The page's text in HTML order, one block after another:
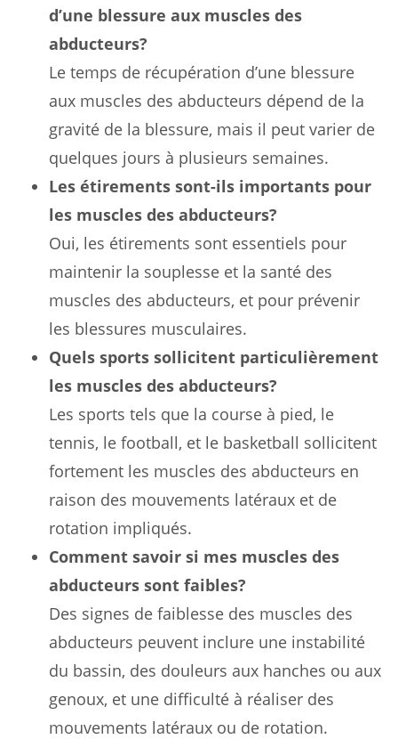
d’une blessure aux muscles des
abducteurs?
Le temps de récupération d’une blessure
aux muscles des abducteurs dépend de la
gravité de la blessure, mais il peut varier de
quelques jours à plusieurs semaines.
Les étirements sont-ils importants pour
les muscles des abducteurs?
Oui, les étirements sont essentiels pour
maintenir la souplesse et la santé des
muscles des abducteurs, et pour prévenir
les blessures musculaires.
Quels sports sollicitent particulièrement
les muscles des abducteurs?
Les sports tels que la course à pied, le
tennis, le football, et le basketball sollicitent
fortement les muscles des abducteurs en
raison des mouvements latéraux et de
rotation impliqués.
Comment savoir si mes muscles des
abducteurs sont faibles?
Des signes de faiblesse des muscles des
abducteurs peuvent inclure une instabilité
du bassin, des douleurs aux hanches ou aux
genoux, et une difficulté à réaliser des
mouvements latéraux ou de rotation.